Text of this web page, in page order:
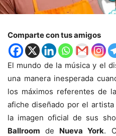
Comparte con tus amigos
El mundo de la música y el
una manera inesperada
los máximos referentes de
afiche diseñado por el
la imagen oficial de sus
Ballroom de Nueva York.